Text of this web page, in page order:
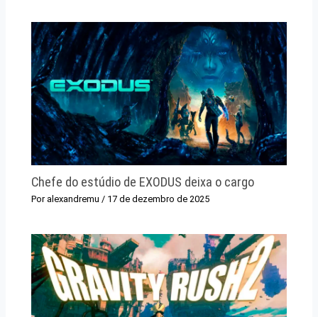
Chefe do estúdio de EXODUS deixa o cargo
Por alexandremu / 17 de dezembro de 2025